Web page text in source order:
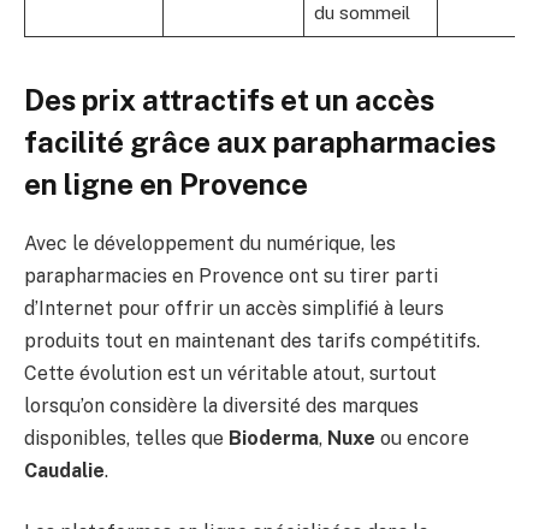
du sommeil
Des prix attractifs et un accès
facilité grâce aux parapharmacies
en ligne en Provence
Avec le développement du numérique, les
parapharmacies en Provence ont su tirer parti
d’Internet pour offrir un accès simplifié à leurs
produits tout en maintenant des tarifs compétitifs.
Cette évolution est un véritable atout, surtout
lorsqu’on considère la diversité des marques
disponibles, telles que Bioderma, Nuxe ou encore
Caudalie.